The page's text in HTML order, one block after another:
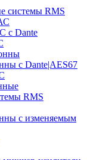
системы RMS
с Dante
с Dante|AES67
RMS
с изменяемым